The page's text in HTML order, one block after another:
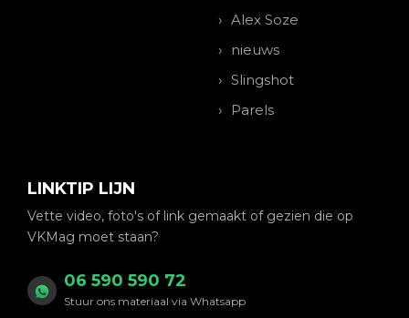
Alex Soze
nieuws
Slingshot
Parels
LINKTIP LIJN
Vette video, foto's of link gemaakt of gezien die op
VKMag moet staan?
06 590 590 72
Stuur ons materiaal via Whatsapp